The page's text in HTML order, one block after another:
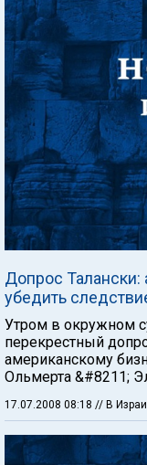
Допрос Талански:
убедить
Утром в окружном
перекрестный
американскому
Ольмерта &#8211;
17.07.2008 08:18 // В